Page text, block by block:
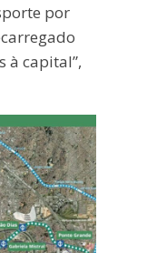
por
à capital”,